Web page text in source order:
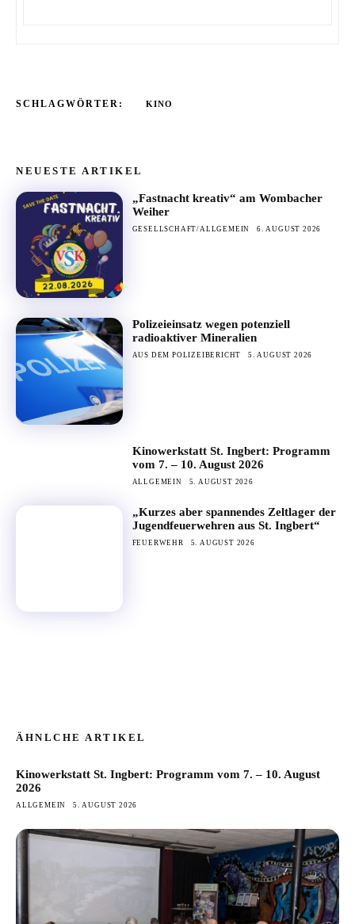
SCHLAGWÖRTER: KINO
NEUESTE ARTIKEL
„Fastnacht kreativ“ am Wombacher
Weiher
GESELLSCHAFT/ALLGEMEIN 6. AUGUST 2026
Polizeieinsatz wegen potenziell
radioaktiver Mineralien
AUS DEM POLIZEIBERICHT 5. AUGUST 2026
Kinowerkstatt St. Ingbert: Programm
vom 7. – 10. August 2026
ALLGEMEIN 5. AUGUST 2026
„Kurzes aber spannendes Zeltlager der
Jugendfeuerwehren aus St. Ingbert“
FEUERWEHR 5. AUGUST 2026
ÄHNLCHE ARTIKEL
Kinowerkstatt St. Ingbert: Programm vom 7. – 10. August
2026
ALLGEMEIN 5. AUGUST 2026